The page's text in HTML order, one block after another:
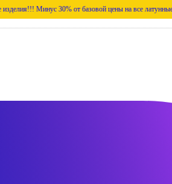
Минус 30% от базовой цены на все латунные изделия!!!